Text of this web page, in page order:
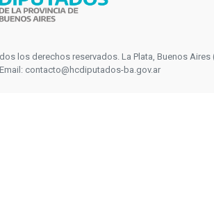
los derechos reservados. La Plata, Buenos Aires
contacto@hcdiputados-ba.gov.ar